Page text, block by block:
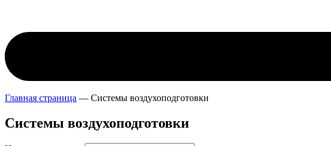
Главная страница — Системы воздухоподготовки
Системы воздухоподготовки